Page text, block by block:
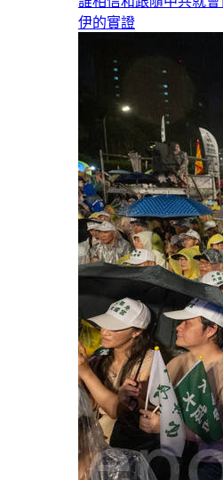
伊的實證